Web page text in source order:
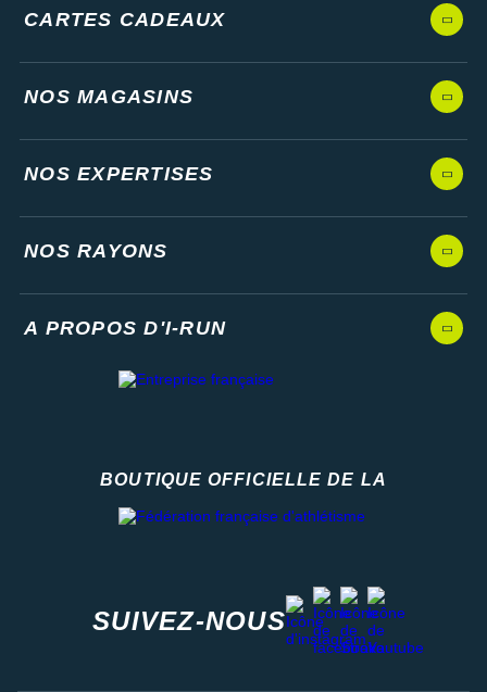
CARTES CADEAUX
NOS MAGASINS
NOS EXPERTISES
NOS RAYONS
A PROPOS D'I-RUN
BOUTIQUE OFFICIELLE DE LA
SUIVEZ-NOUS
instagram
facebook
stravayoutube